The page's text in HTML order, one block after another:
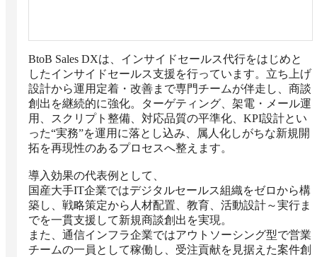
BtoB Sales DXは、インサイドセールス代行をはじめと
したインサイドセールス支援を行っています。立ち上げ
設計から運用定着・改善まで専門チームが伴走し、商談
創出を継続的に強化。ターゲティング、架電・メール運
用、スクリプト整備、対応品質の平準化、KPI設計とい
った“実務”を運用に落とし込み、属人化しがちな新規開
拓を再現性のあるプロセスへ整えます。
導入効果の代表例として、
国産大手IT企業ではデジタルセールス組織をゼロから構
築し、戦略策定から人材配置、教育、活動設計～実行ま
でを一貫支援して新規商談創出を実現。
また、通信インフラ企業ではアウトソーシング型で営業
チームの一員として稼働し、受注貢献を見据えた案件創